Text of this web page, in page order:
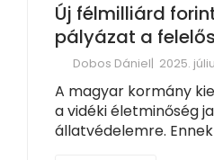
Új félmilliárd
pályázat a
Dobos Dániel 2025.
A magyar kormány
a vidéki életminőség
állatvédelemre.